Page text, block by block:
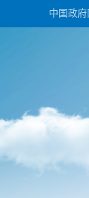
中国政府